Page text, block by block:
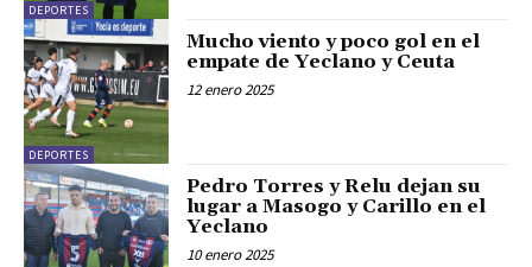
DEPORTES
DEPORTES
Mucho viento y poco gol en el
empate de Yeclano y Ceuta
12 enero 2025
Pedro Torres y Relu dejan su
lugar a Masogo y Carillo en el
Yeclano
10 enero 2025